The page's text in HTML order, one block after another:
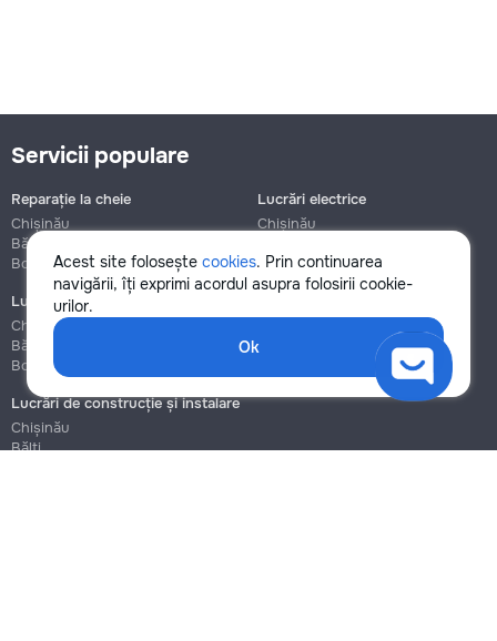
Acest site folosește cookies. Prin continuarea
navigării, îți exprimi acordul asupra folosirii cookie-
urilor.
Ok
Servicii populare
Reparație la cheie
Chișinău
Bălți
Botanica
Lucrări electrice
Chișinău
Botanica
Lucrări de instalații sanitare
Chișinău
Bălți
Botanica
Bălți
Lucrări de construcție și instalare
Chișinău
Bălți